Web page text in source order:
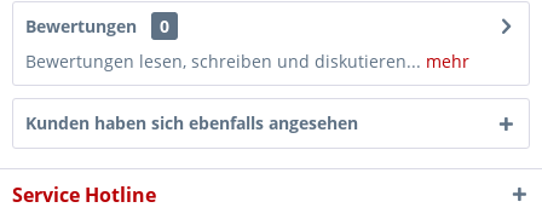
Bewertungen
0
Bewertungen lesen, schreiben und diskutieren... mehr
Kunden haben sich ebenfalls angesehen
Service Hotline